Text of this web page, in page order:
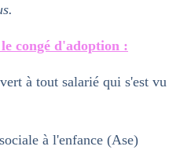
congé d'adoption :
à tout salarié qui s'est vu
à l'enfance (Ase)